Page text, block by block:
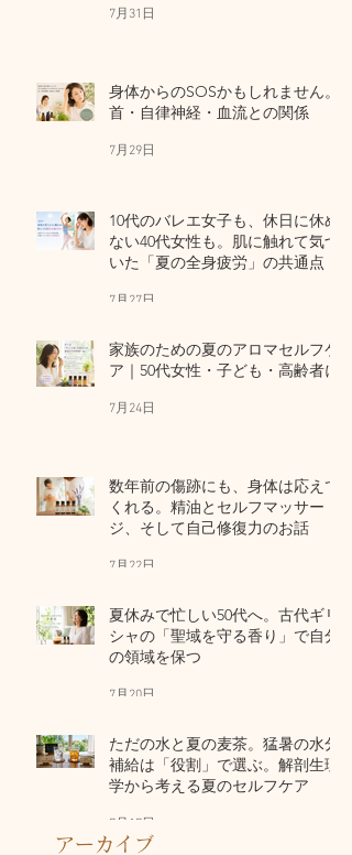
7月31日
身体からのSOSかもしれません。
首・自律神経・血流との関係
7月29日
10代のバレエ女子も、休日に休め
ない40代女性も。肌に触れて気づ
いた「夏の全身疲労」の共通点
7月27日
家族のための夏のアロマセルフケ
ア｜50代女性・子ども・高齢者に
7月24日
数年前の傷跡にも、身体は応えて
くれる。精油とセルフマッサー
ジ、そして自己修復力のお話
7月22日
夏休みで忙しい50代へ。古代ギリ
シャの「聖域を守る香り」で自分
の領域を保つ
7月20日
ただの水と夏の麦茶。猛暑の水分
補給は「役割」で選ぶ。解剖生理
学から考える夏のセルフケア
7月17日
アーカイブ